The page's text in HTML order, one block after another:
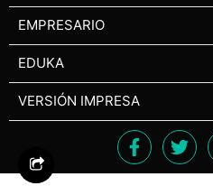
EMPRESARIO
EDUKA
VERSIÓN IMPRESA